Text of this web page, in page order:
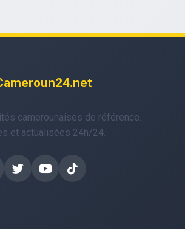
camerounaises de référence.
et actualisées 24h/24.